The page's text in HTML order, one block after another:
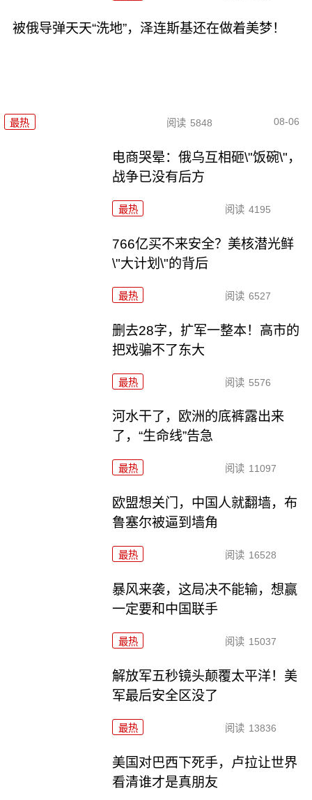
被俄导弹天天“洗地”，泽连斯基还在做着美梦！
最热 阅读 5848 08-06
电商哭晕：俄乌互相砸\"饭碗\"，
战争已没有后方
最热 阅读 4195
766亿买不来安全？美核潜光鲜
\"大计划\"的背后
最热 阅读 6527
删去28字，扩军一整本！高市的
把戏骗不了东大
最热 阅读 5576
河水干了，欧洲的底裤露出来
了，“生命线”告急
最热 阅读 11097
欧盟想关门，中国人就翻墙，布
鲁塞尔被逼到墙角
最热 阅读 16528
暴风来袭，这局决不能输，想赢
一定要和中国联手
最热 阅读 15037
解放军五秒镜头颠覆太平洋！美
军最后安全区没了
最热 阅读 13836
美国对巴西下死手，卢拉让世界
看清谁才是真朋友